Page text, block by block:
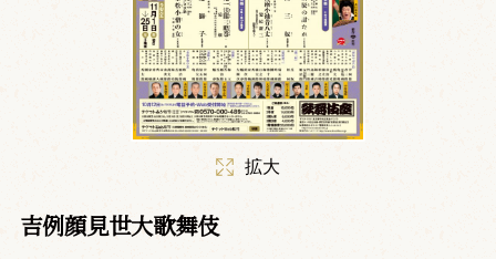
拡大
吉例顔見世大歌舞伎